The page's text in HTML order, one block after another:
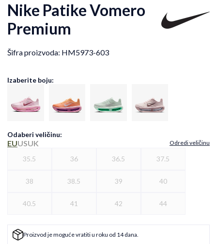
Nike Patike Vomero
Premium
Šifra proizvoda: HM5973-603
Izaberite boju:
Odaberi veličinu:
EUUSUK Odredi veličinu
35.5 36 36.5 37.5
38 38.5 39 40
40.5 41 42 44
Proizvod je moguće vratiti u roku od 14 dana.